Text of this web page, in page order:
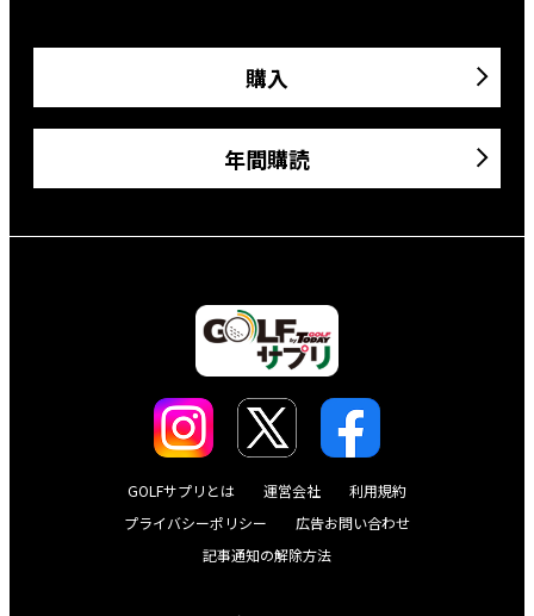
購入
年間購読
GOLFサプリとは 運営会社
利用規約
プライバシーポリシー
広告お問い合わせ
記事通知の解除方法